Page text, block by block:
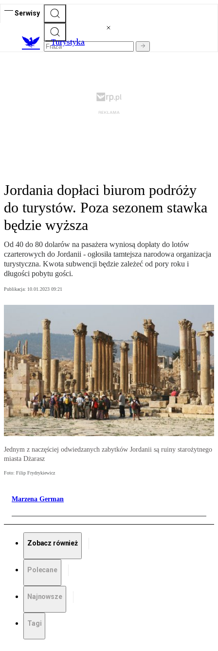
Serwisy
Turystyka
Jordania dopłaci biurom podróży
do turystów. Poza sezonem stawka
będzie wyższa
Od 40 do 80 dolarów na pasażera wyniosą dopłaty do lotów
czarterowych do Jordanii - ogłosiła tamtejsza narodowa organizacja
turystyczna. Kwota subwencji będzie zależeć od pory roku i
długości pobytu gości.
Publikacja: 10.01.2023 09:21
Jednym z naczęściej odwiedzanych zabytków Jordanii są ruiny starożytnego
miasta Dżarasz
Foto: Filip Frydrykiewicz
Marzena German
Zobacz również
Polecane
Najnowsze
Tagi